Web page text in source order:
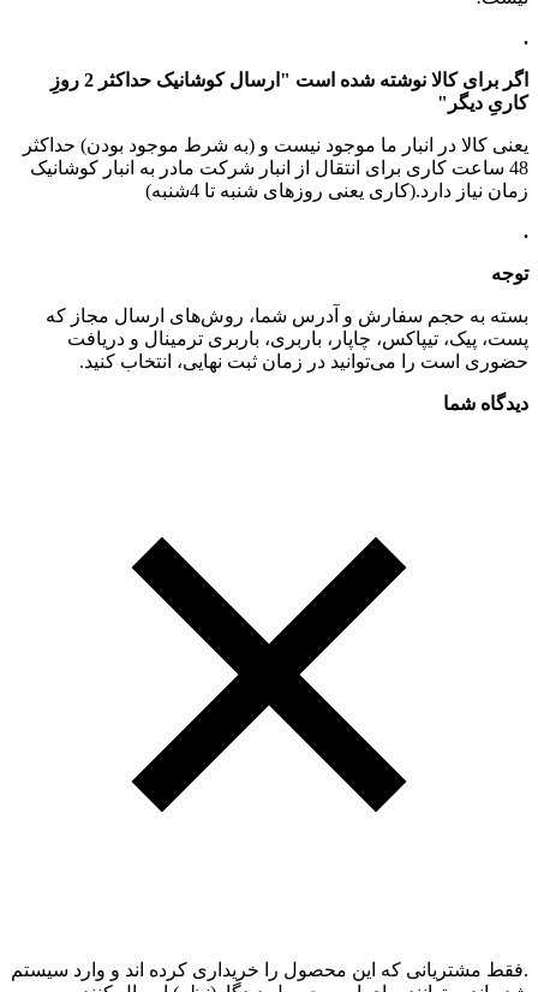
.
اگر برای کالا نوشته شده است "ارسال کوشانیک حداکثر 2 روزِ
کاریِ دیگر"
یعنی کالا در انبار ما موجود نیست و (به شرط موجود بودن) حداکثر
48 ساعت کاری برای انتقال از انبار شرکت مادر به انبار کوشانیک
زمان نیاز دارد.(کاری یعنی روزهای شنبه تا 4شنبه)
.
توجه
بسته به حجم سفارش و آدرس شما، روش‌های ارسال مجاز که
پست، پیک، تیپاکس، چاپار، باربری، باربری ترمینال و دریافت
حضوری است را می‌توانید در زمان ثبت نهایی، انتخاب کنید.
دیدگاه شما
.فقط مشتریانی که این محصول را خریداری کرده اند و وارد سیستم